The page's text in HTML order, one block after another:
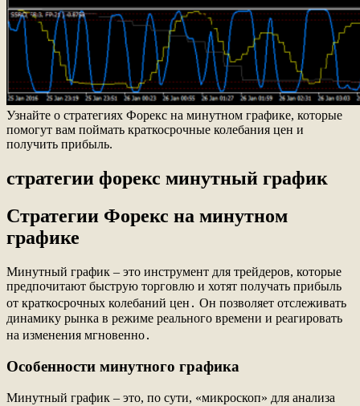
Узнайте о стратегиях Форекс на минутном графике, которые
помогут вам поймать краткосрочные колебания цен и
получить прибыль.
стратегии форекс минутный график
Стратегии Форекс на минутном
графике
Минутный график – это инструмент для трейдеров, которые
предпочитают быструю торговлю и хотят получать прибыль
от краткосрочных колебаний цен․ Он позволяет отслеживать
динамику рынка в режиме реального времени и реагировать
на изменения мгновенно․
Особенности минутного графика
Минутный график – это, по сути, «микроскоп» для анализа